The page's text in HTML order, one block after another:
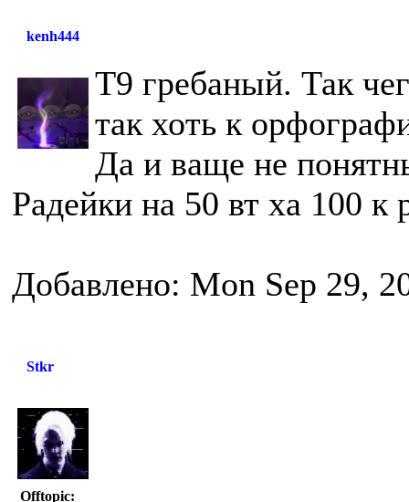
kenh444
Т9 гребаный. Так
так хоть к
Да и ваще не
Радейки на 50 вт ха 100 к
Добавлено: Mon Sep 29,
Stkr
Offtopic: